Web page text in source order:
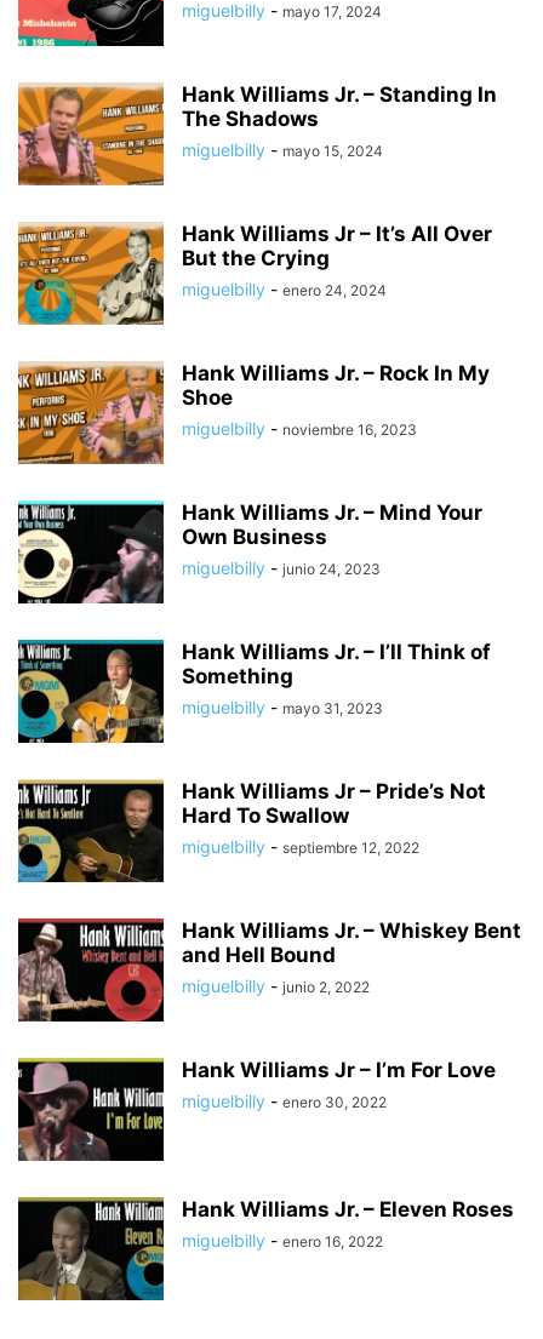
miguelbilly - mayo 17, 2024
Hank Williams Jr. – Standing In
The Shadows
miguelbilly - mayo 15, 2024
Hank Williams Jr – It’s All Over
But the Crying
miguelbilly - enero 24, 2024
Hank Williams Jr. – Rock In My
Shoe
miguelbilly - noviembre 16, 2023
Hank Williams Jr. – Mind Your
Own Business
miguelbilly - junio 24, 2023
Hank Williams Jr. – I’ll Think of
Something
miguelbilly - mayo 31, 2023
Hank Williams Jr – Pride’s Not
Hard To Swallow
miguelbilly - septiembre 12, 2022
Hank Williams Jr. – Whiskey Bent
and Hell Bound
miguelbilly - junio 2, 2022
Hank Williams Jr – I’m For Love
miguelbilly - enero 30, 2022
Hank Williams Jr. – Eleven Roses
miguelbilly - enero 16, 2022